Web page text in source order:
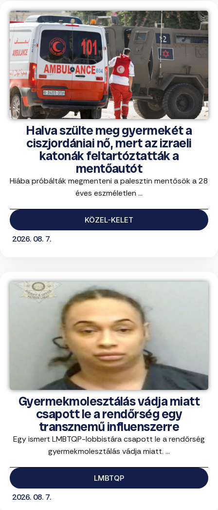
Halva szülte meg gyermekét a
ciszjordániai nő, mert az izraeli
katonák feltartóztatták a
mentőautót
Hiába próbálták megmenteni a palesztin mentősök a 28
éves eszméletlen ...
KÖZEL-KELET
2026. 08. 7.
Gyermekmolesztálás vádja miatt
csapott le a rendőrség egy
transznemű influenszerre
Egy ismert LMBTQP-lobbistára csapott le a rendőrség
gyermekmolesztálás vádja miatt. ...
LMBTQP
2026. 08. 7.